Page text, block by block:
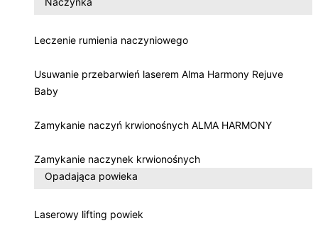
Leczenie rumienia naczyniowego
Usuwanie przebarwień laserem Alma Harmony Rejuve
Baby
Zamykanie naczyń krwionośnych ALMA HARMONY
Zamykanie naczynek krwionośnych
Opadająca powieka
Laserowy lifting powiek